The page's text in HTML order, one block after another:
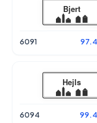
6091
6094